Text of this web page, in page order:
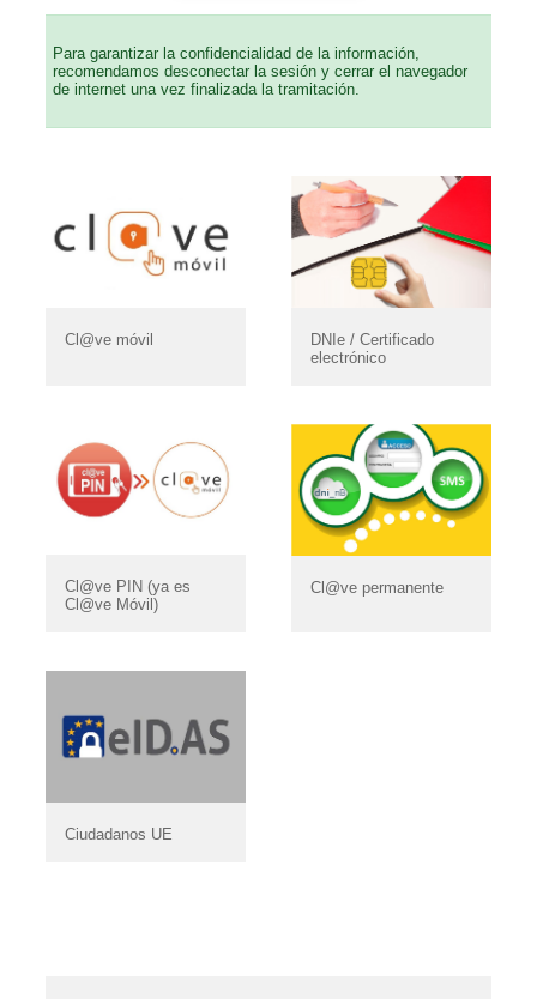
Para garantizar la confidencialidad de la información,
recomendamos desconectar la sesión y cerrar el navegador
de internet una vez finalizada la tramitación.
Cl@ve móvil
DNIe / Certificado
electrónico
Cl@ve PIN (ya es
Cl@ve Móvil)
Cl@ve permanente
Ciudadanos UE